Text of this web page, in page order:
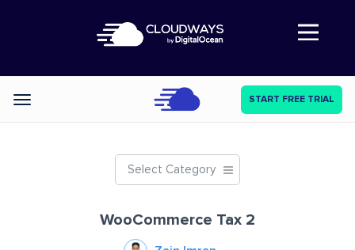
Abre a navegação
Categories START FREE TRIAL
Select Category
WooCommerce Tax 2